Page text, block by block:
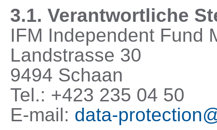
3.1. Verantwortliche
IFM Independent Fund
Landstrasse 30
9494 Schaan
Tel.: +423 235 04 50
E-mail: data-